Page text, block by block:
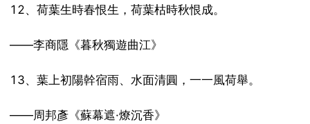
12、荷葉生時春恨生，荷葉枯時秋恨成。
——李商隱《暮秋獨遊曲江》
13、葉上初陽幹宿雨、水面清圓，一一風荷舉。
——周邦彥《蘇幕遮·燎沉香》